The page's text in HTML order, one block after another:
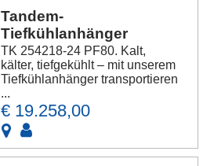
Tandem-
Tiefkühlanhänger
TK 254218-24 PF80. Kalt,
kälter, tiefgekühlt – mit unserem
Tiefkühlanhänger transportieren
...
€ 19.258,00